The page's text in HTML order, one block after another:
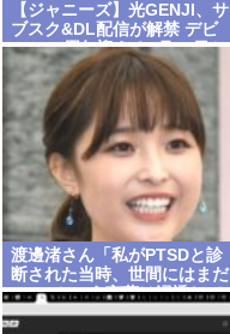
【ジャニーズ】光GENJI、サ
ブスク&DL配信が解禁 デビ
ュー39周年迎える8月19日か
ら40周年まで1年かけてリリ
ース当時の日付に順次配信予
定
渡邊渚さん「私がPTSDと診
断された当時、世間にはまだ
PTSDという言葉は浸透して
いませんでした」